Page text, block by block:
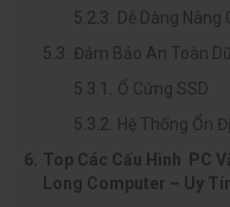
Dễ Dàng Nâng
Đảm Bảo An Toàn
Ổ Cứng SSD
Hệ Thống Ổn
Top Các Cấu Hình PC
Long Computer – Uy